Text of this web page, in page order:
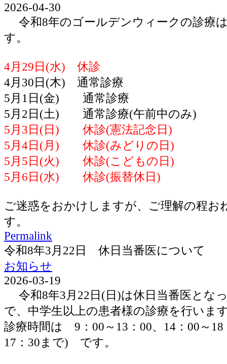
2026-04-30
令和8年のゴールデンウィークの診療
す。
4月29日(水) 休診
4月30日(木) 通常診療
5月1日(金) 通常診療
5月2日(土) 通常診療(午前中のみ)
5月3日(日) 休診(憲法記念日)
5月4日(月) 休診(みどりの日)
5月5日(火) 休診(こどもの日)
5月6日(水) 休診(振替休日)
ご迷惑をおかけしますが、ご理解の程お
す。
Permalink
令和8年3月22日 休日当番医について
お知らせ
2026-03-19
令和8年3月22日(日)は休日当番医とな
で、中学生以上の患者様の診療を行いま
診療時間は 9：00～13：00、14：00～
17：30まで) です。